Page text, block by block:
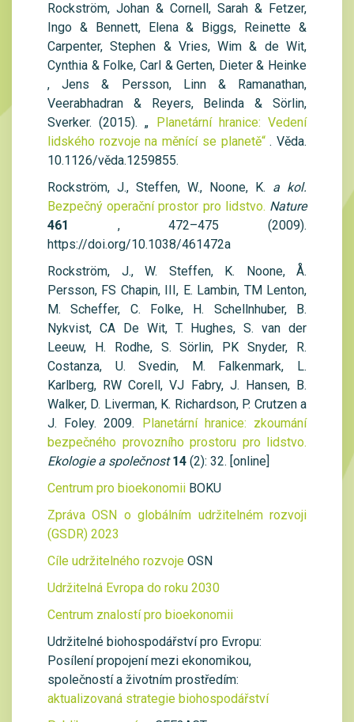
Rockström, Johan & Cornell, Sarah & Fetzer,
Ingo & Bennett, Elena & Biggs, Reinette &
Carpenter, Stephen & Vries, Wim & de Wit,
Cynthia & Folke, Carl & Gerten, Dieter & Heinke
, Jens & Persson, Linn & Ramanathan,
Veerabhadran & Reyers, Belinda & Sörlin,
Sverker. (2015). „
Planetární hranice: Vedení
lidského rozvoje na měnící se planetě“. Věda.
10.1126/věda.1259855.
Rockström, J., Steffen, W., Noone, K. a kol.
Bezpečný operační prostor pro lidstvo. Nature
461
, 472–475 (2009).
https://doi.org/10.1038/461472a
Rockström, J., W. Steffen, K. Noone, Å.
Persson, FS Chapin, III, E. Lambin, TM Lenton,
M. Scheffer, C. Folke, H. Schellnhuber, B.
Nykvist, CA De Wit, T. Hughes, S. van der
Leeuw, H. Rodhe, S. Sörlin, PK Snyder, R.
Costanza, U. Svedin, M. Falkenmark, L.
Karlberg, RW Corell, VJ Fabry, J. Hansen, B.
Walker, D. Liverman, K. Richardson, P. Crutzen a
J. Foley. 2009.
Planetární hranice: zkoumání
bezpečného provozního prostoru pro lidstvo.
Ekologie a společnost 14 (2): 32. [online]
Centrum pro bioekonomii BOKU
Zpráva OSN o globálním udržitelném rozvoji
(GSDR) 2023
Cíle udržitelného rozvoje OSN
Udržitelná Evropa do roku 2030
Centrum znalostí pro bioekonomii
Udržitelné biohospodářství pro Evropu:
Posílení propojení mezi ekonomikou,
společností a životním prostředím:
aktualizovaná strategie biohospodářství